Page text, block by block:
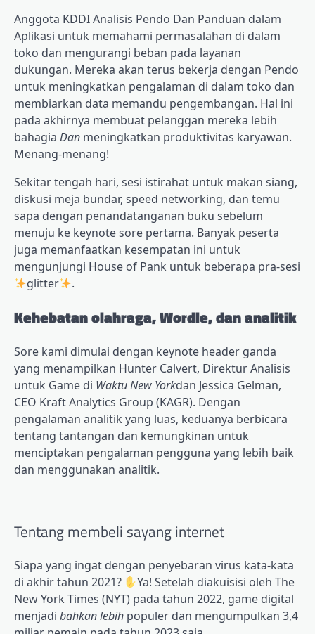
Anggota KDDIAnalisis Pendo Dan Panduan dalam
Aplikasi untuk memahami permasalahan di dalam
toko dan mengurangi beban pada layanan
dukungan. Mereka akan terus bekerja dengan Pendo
untuk meningkatkan pengalaman di dalam toko dan
membiarkan data memandu pengembangan. Hal ini
pada akhirnya membuat pelanggan mereka lebih
bahagia Dan meningkatkan produktivitas karyawan.
Menang-menang!
Sekitar tengah hari, sesi istirahat untuk makan siang,
diskusi meja bundar, speed networking, dan temu
sapa dengan penandatanganan buku sebelum
menuju ke keynote sore pertama. Banyak peserta
juga memanfaatkan kesempatan ini untuk
mengunjungi House of Pank untuk beberapa pra-sesi
glitter
.
Kehebatan olahraga, Wordle, dan analitik
Sore kami dimulai dengan keynote header ganda
yang menampilkan Hunter Calvert, Direktur Analisis
untuk Game di Waktu New Yorkdan Jessica Gelman,
CEO Kraft Analytics Group (KAGR). Dengan
pengalaman analitik yang luas, keduanya berbicara
tentang tantangan dan kemungkinan untuk
menciptakan pengalaman pengguna yang lebih baik
dan menggunakan analitik.
Tentang membeli sayang internet
Siapa yang ingat dengan penyebaran virus kata-kata
di akhir tahun 2021?
Ya! Setelah diakuisisi oleh The
New York Times (NYT) pada tahun 2022, game digital
menjadi bahkan lebih populer dan mengumpulkan 3,4